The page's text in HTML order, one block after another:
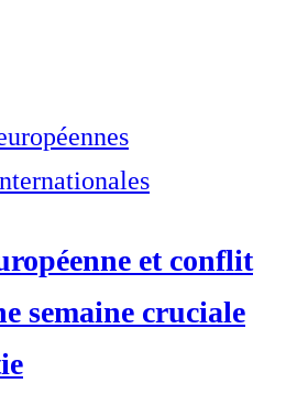
et conflit
semaine cruciale